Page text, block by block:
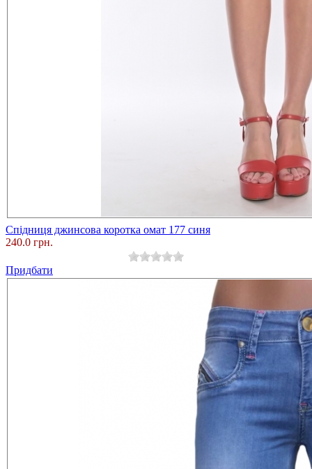
Спідниця джинсова коротка омат 177 синя
240.0 грн.
Придбати